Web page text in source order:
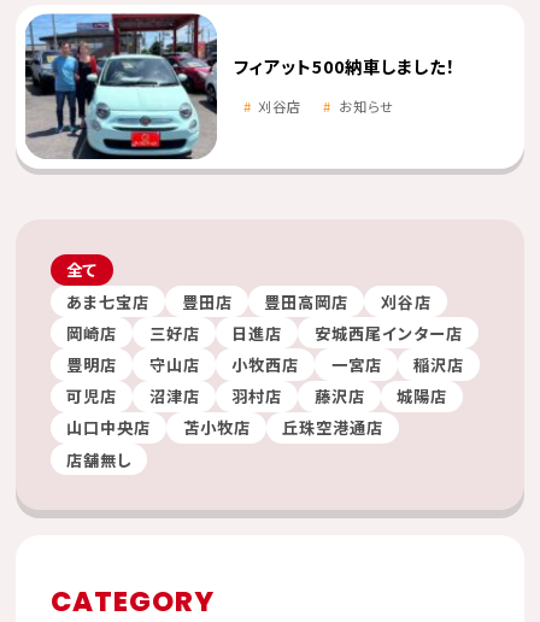
フィアット500納車しました！
刈谷店 お知らせ
全て
あま七宝店
豊田店 豊田高岡店
刈谷店
岡崎店
三好店 日進店
安城西尾インター店
豊明店
守山店 小牧西店 一宮店
稲沢店
可児店
沼津店 羽村店 藤沢店
城陽店
山口中央店
苫小牧店
丘珠空港通店
店舗無し
CATEGORY